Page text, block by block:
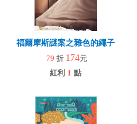
福爾摩斯謎案之雜色的繩子
79 折 174元
紅利 1 點